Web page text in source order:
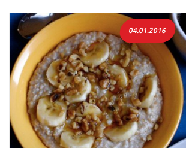
04.01.2016